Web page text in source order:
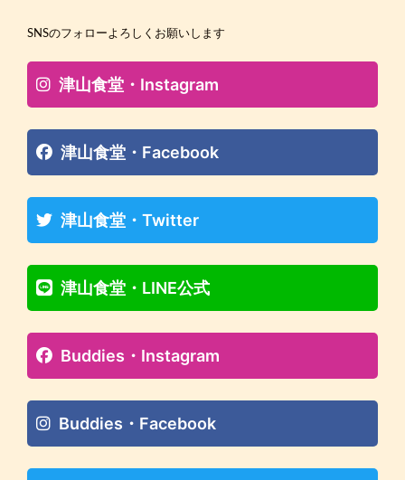
SNSのフォローよろしくお願いします
津山食堂・Instagram
津山食堂・Facebook
津山食堂・Twitter
津山食堂・LINE公式
Buddies・Instagram
Buddies・Facebook